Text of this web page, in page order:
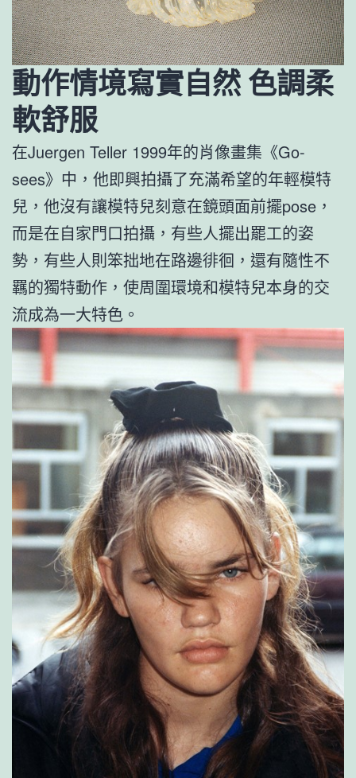
動作情境寫實自然 色調柔
軟舒服
在Juergen Teller 1999年的肖像畫集《Go-
sees》中，他即興拍攝了充滿希望的年輕模特
兒，他沒有讓模特兒刻意在鏡頭面前擺pose，
而是在自家門口拍攝，有些人擺出罷工的姿
勢，有些人則笨拙地在路邊徘徊，還有隨性不
羈的獨特動作，使周圍環境和模特兒本身的交
流成為一大特色。